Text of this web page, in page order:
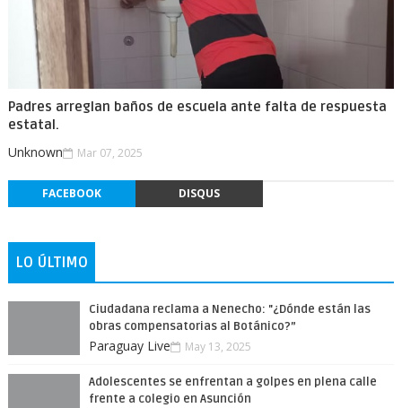
Padres arreglan baños de escuela ante falta de respuesta
estatal.
Unknown Mar 07, 2025
FACEBOOK DISQUS
LO ÚLTIMO
Ciudadana reclama a Nenecho: "¿Dónde están las
obras compensatorias al Botánico?”
Paraguay Live May 13, 2025
Adolescentes se enfrentan a golpes en plena calle
frente a colegio en Asunción